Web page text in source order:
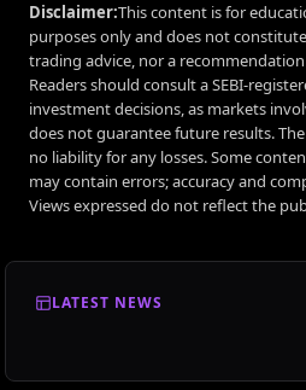
Disclaimer:This content is for
purposes only and does not
trading advice, nor a
Readers should consult a SEBI-
investment decisions, as markets
does not guarantee future results.
no liability for any losses. Some
may contain errors; accuracy and
Views expressed do not reflect the
LATEST NEWS